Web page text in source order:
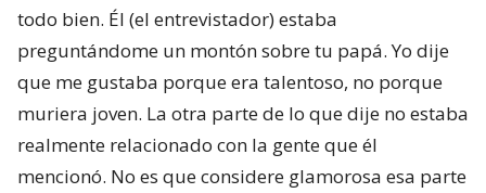
todo bien. Él (el entrevistador) estaba
preguntándome un montón sobre tu papá. Yo dije
que me gustaba porque era talentoso, no porque
muriera joven. La otra parte de lo que dije no estaba
realmente relacionado con la gente que él
mencionó. No es que considere glamorosa esa parte